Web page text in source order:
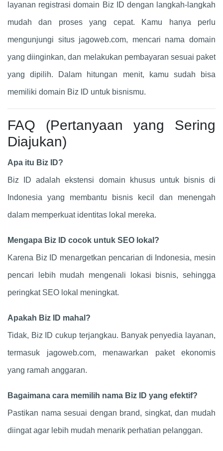
layanan registrasi domain Biz ID dengan langkah-langkah
mudah dan proses yang cepat. Kamu hanya perlu
mengunjungi situs jagoweb.com, mencari nama domain
yang diinginkan, dan melakukan pembayaran sesuai paket
yang dipilih. Dalam hitungan menit, kamu sudah bisa
memiliki domain Biz ID untuk bisnismu.
FAQ (Pertanyaan yang Sering
Diajukan)
Apa itu Biz ID?
Biz ID adalah ekstensi domain khusus untuk bisnis di
Indonesia yang membantu bisnis kecil dan menengah
dalam memperkuat identitas lokal mereka.
Mengapa Biz ID cocok untuk SEO lokal?
Karena Biz ID menargetkan pencarian di Indonesia, mesin
pencari lebih mudah mengenali lokasi bisnis, sehingga
peringkat SEO lokal meningkat.
Apakah Biz ID mahal?
Tidak, Biz ID cukup terjangkau. Banyak penyedia layanan,
termasuk jagoweb.com, menawarkan paket ekonomis
yang ramah anggaran.
Bagaimana cara memilih nama Biz ID yang efektif?
Pastikan nama sesuai dengan brand, singkat, dan mudah
diingat agar lebih mudah menarik perhatian pelanggan.